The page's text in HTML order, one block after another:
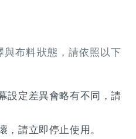
布料狀態，請依照以下
設定差異會略有不同，請
，請立即停止使用。